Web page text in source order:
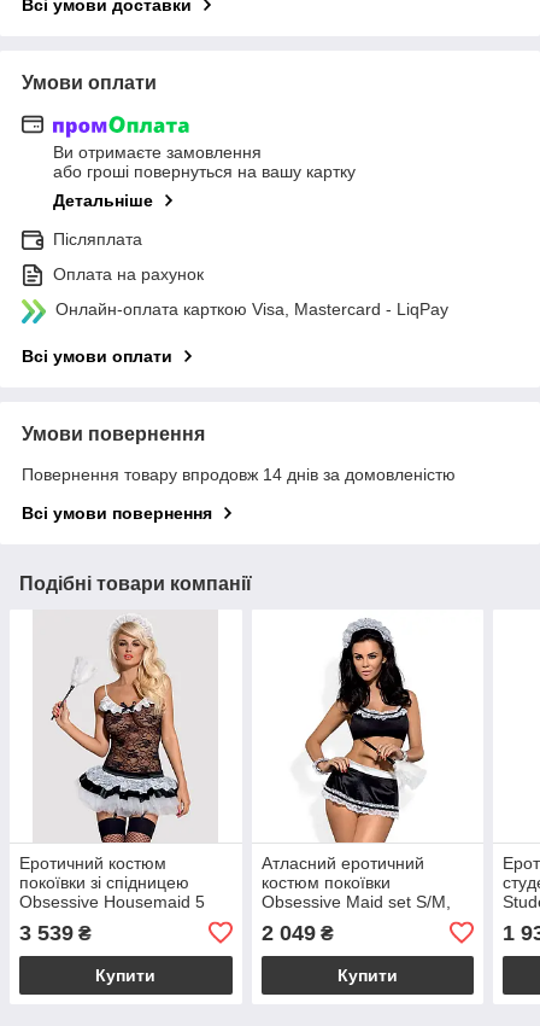
Всі умови доставки
Умови оплати
Ви отримаєте замовлення
або гроші повернуться на вашу картку
Детальніше
Післяплата
Оплата на рахунок
Онлайн-оплата карткою Visa, Mastercard - LiqPay
Всі умови оплати
Умови повернення
Повернення товару впродовж 14 днів за домовленістю
Всі умови повернення
Подібні товари компанії
Еротичний костюм
покоївки зі спідницею
Obsessive Housemaid 5
pcs costume L/XL, чорно-
білий, топ з пі
3 539 ₴
Купити
Атласний еротичний
костюм покоївки
Obsessive Maid set S/M,
2 049₴
Купити
1